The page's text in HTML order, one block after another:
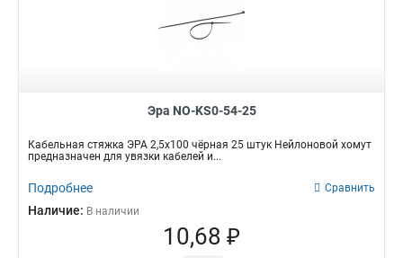
Эра NO-KS0-54-25
Кабельная стяжка ЭРА 2,5х100 чёрная 25 штук Нейлоновой хомут
предназначен для увязки кабелей и...
Подробнее Сравнить
Наличие: В наличии
10,68 ₽